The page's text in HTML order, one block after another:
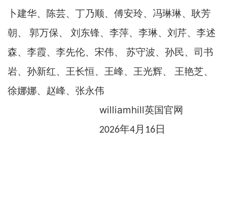
卜建华、陈芸、丁乃顺、傅安玲、冯琳琳、耿芳
朝、 郭万保、 刘东锋、李萍、李琳、刘芹、李述
森、李霞、李先伦、宋伟、 苏守波、孙民、司书
岩、孙新红、王长恒、王峰、王光辉、 王艳芝、
徐娜娜、赵峰、张永伟
williamhill英国官网
2026年4月 16日